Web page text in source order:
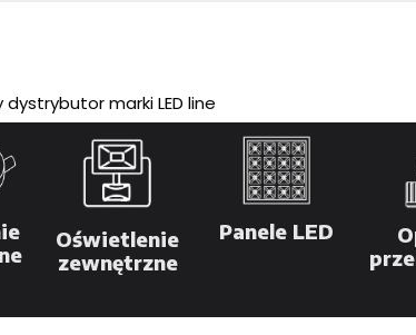
marki LED line
Oświetlenie
zewnętrzne
Panele LED